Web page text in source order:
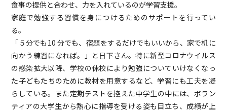
食事の提供と合わせ、力を入れているのが学習支援。
家庭で勉強する習慣を身につけるためのサポートを行ってい
る。
「５分でも10 分でも、宿題をするだけでもいいから、家で机に
向かう練習になれば。」と日下さん。特に新型コロナウイルス
の感染拡大以降、学校の休校により勉強についていけなくなっ
た子どもたちのために教材を用意するなど、学習にも工夫を凝
らしている。また定期テストを控えた中学生の中には、ボラン
ティアの大学生から熱心に指導を受ける姿も目立ち、成績が上